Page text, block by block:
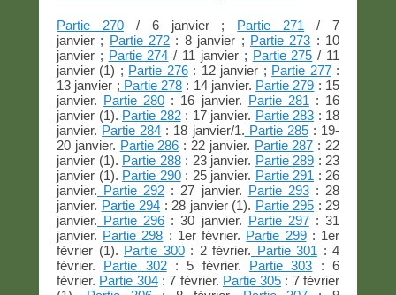
Partie 270/ 6 janvier ; Partie 271 / 7
janvier ; Partie 272 : 8 janvier ; Partie 273 : 10
janvier ; Partie 274 / 11 janvier ; Partie 275 / 11
janvier (1) ; Partie 276: 12 janvier ; Partie 277:
13 janvier ; Partie 278 : 14 janvier. Partie 279 : 15
janvier. Partie 280 : 16 janvier. Partie 281 : 16
janvier (1). Partie 282: 17 janvier. Partie 283 : 18
janvier. Partie 284 : 18 janvier/1. Partie 285: 19-
20 janvier. Partie 286 : 22 janvier. Partie 287 : 22
janvier (1). Partie 288: 23 janvier. Partie 289 : 23
janvier (1). Partie 290: 25 janvier. Partie 291 : 26
janvier. Partie 292 : 27 janvier. Partie 293: 28
janvier. Partie 294 : 28 janvier (1). Partie 295 : 29
janvier. Partie 296 : 30 janvier. Partie 297: 31
janvier. Partie 298 : 1er février. Partie 299: 1er
février (1). Partie 300: 2 février. Partie 301 : 4
février. Partie 302: 5 février. Partie 303 : 6
février. Partie 304: 7 février. Partie 305 : 7 février